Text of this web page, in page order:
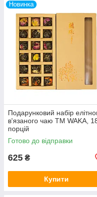
Новинка
Подарунковий набір
в'язаного чаю ТМ WAKA,
порцій
Готово до відправки
625 ₴
Купити